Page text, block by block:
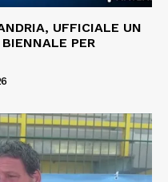
UFFICIALE UN
PER